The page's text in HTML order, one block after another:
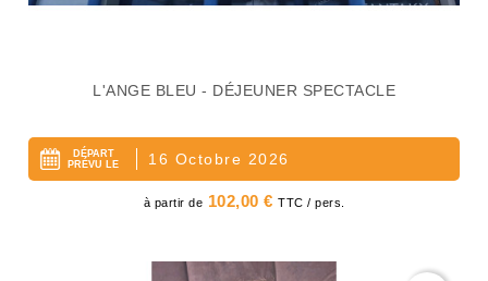
L'ANGE BLEU - DÉJEUNER SPECTACLE
DÉPART
PRÉVU LE
16 Octobre 2026
Prix
à partir de 102,00 € TTC / pers.